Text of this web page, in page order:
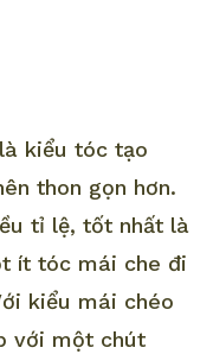
kiểu tóc tạo
thon gọn hơn.
tỉ lệ, tốt nhất là
ít tóc mái che đi
kiểu mái chéo
với một chút